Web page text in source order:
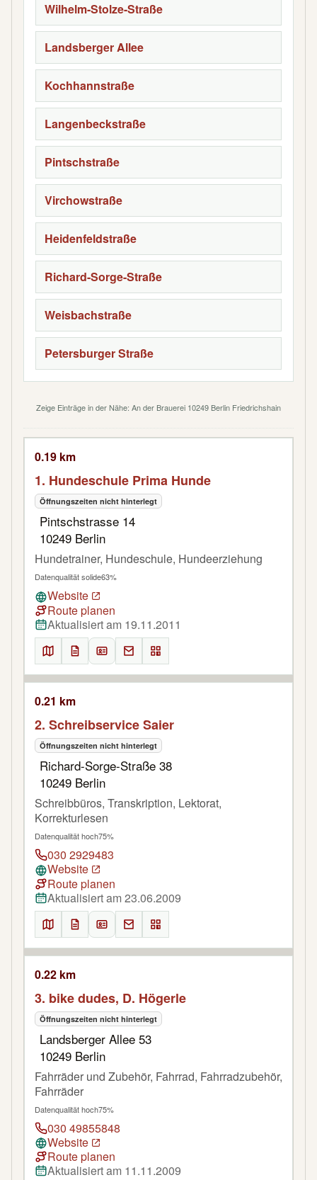
Wilhelm-Stolze-Straße
Landsberger Allee
Kochhannstraße
Langenbeckstraße
Pintschstraße
Virchowstraße
Heidenfeldstraße
Richard-Sorge-Straße
Weisbachstraße
Petersburger Straße
Zeige Einträge in der Nähe: An der Brauerei 10249 Berlin Friedrichshain
0.19 km
1. Hundeschule Prima Hunde
Öffnungszeiten nicht hinterlegt
Pintschstrasse 14
10249 Berlin
Hundetrainer, Hundeschule, Hundeerziehung
Datenqualität solide63%
Website
Route planen
Aktualisiert am 19.11.2011
0.21 km
2. Schreibservice Saier
Öffnungszeiten nicht hinterlegt
Richard-Sorge-Straße 38
10249 Berlin
Schreibbüros, Transkription, Lektorat,
Korrekturlesen
Datenqualität hoch75%
030 2929483
Website
Route planen
Aktualisiert am 23.06.2009
0.22 km
3. bike dudes, D. Högerle
Öffnungszeiten nicht hinterlegt
Landsberger Allee 53
10249 Berlin
Fahrräder und Zubehör, Fahrrad, Fahrradzubehör,
Fahrräder
Datenqualität hoch75%
030 49855848
Website
Route planen
Aktualisiert am 11.11.2009